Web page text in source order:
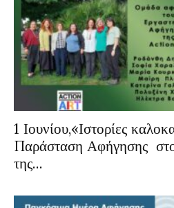
1 Ιουνίου,«Ιστορίες
Παράσταση Αφήγησης
της...